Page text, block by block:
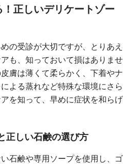
正しいデリケートゾー
の受診が大切ですが、とりあえ
も、知っておいて損はありませ
膚は薄くて柔らかく、下着やナ
よる蒸れなど特殊な環境にさら
を知って、早めに症状を和らげ
正しい石鹸の選び方
石鹸や専用ソープを使用し、ゴ